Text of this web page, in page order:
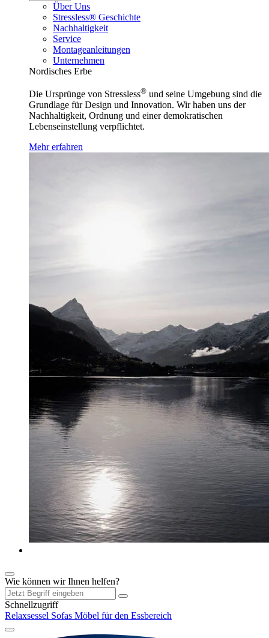
Über Uns
Stressless® Geschichte
Nachhaltigkeit
Service
Montageanleitungen
Unternehmen
Nordisches Erbe
Die Ursprünge von Stressless® und seine Umgebung sind die
Grundlage für Design und Innovation. Wir haben uns der
Nachhaltigkeit, Ordnung und einer demokratischen
Lebenseinstellung verpflichtet.
Mehr erfahren
Wie können wir Ihnen helfen?
Schnellzugriff
Relaxsessel Sofas Möbel für den Essbereich